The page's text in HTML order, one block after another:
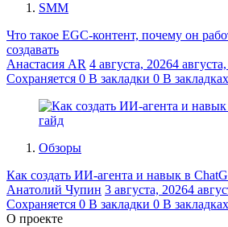
SMM
Что такое EGC-контент, почему он
создавать
Анастасия AR 4 августа, 20264
Сохраняется 0 В закладки 0 В закладках
Обзоры
Как создать ИИ-агента и навык в
Анатолий Чупин 3 августа, 20264
Сохраняется 0 В закладки 0 В закладках
О проекте